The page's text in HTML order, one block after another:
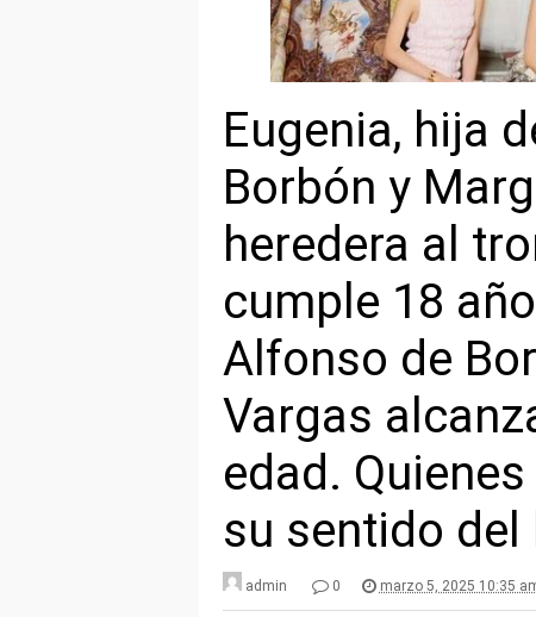
Eugenia, hija
Borbón y
heredera al
cumple 18
Alfonso de
Vargas
edad.
su sentido
admin 0 marzo 5, 2025 10:35